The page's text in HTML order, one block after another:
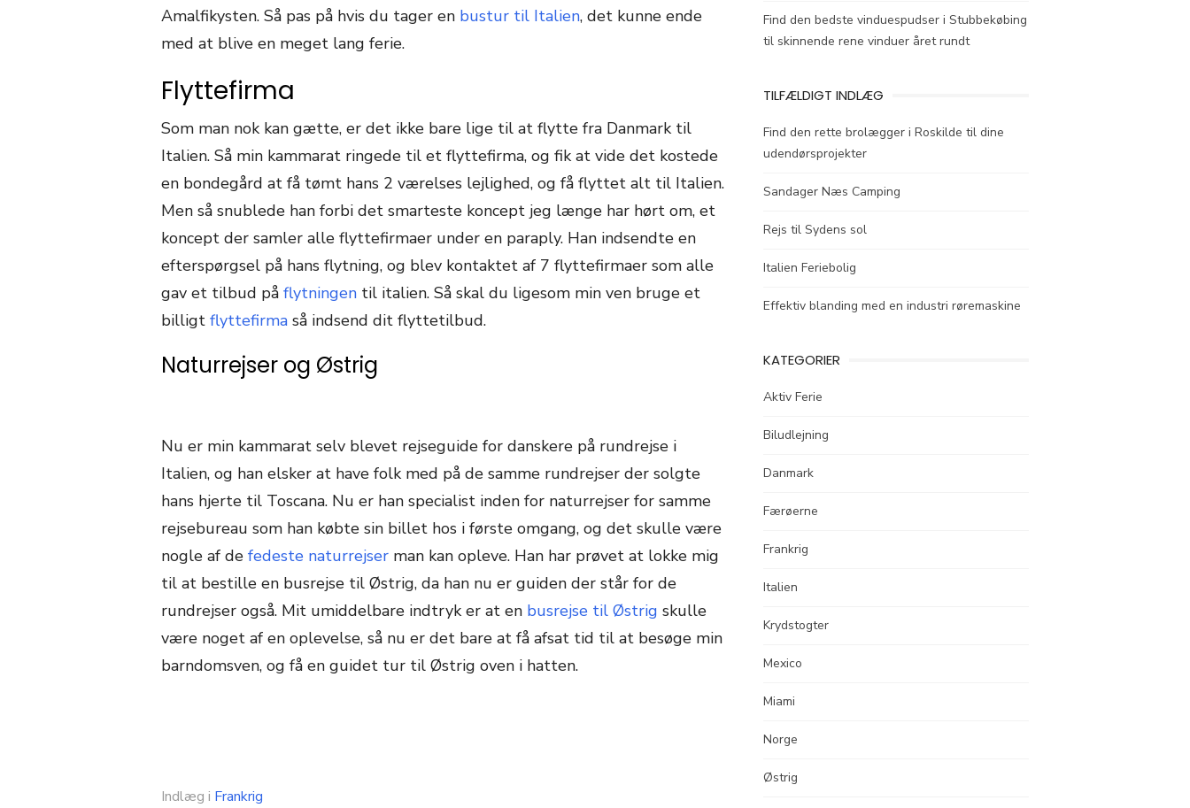
Amalfikysten. Så pas på hvis du tager en bustur til Italien, det kunne ende
med at blive en meget lang ferie.
Flyttefirma
Som man nok kan gætte, er det ikke bare lige til at flytte fra Danmark til
Italien. Så min kammarat ringede til et flyttefirma, og fik at vide det kostede
en bondegård at få tømt hans 2 værelses lejlighed, og få flyttet alt til Italien.
Men så snublede han forbi det smarteste koncept jeg længe har hørt om, et
koncept der samler alle flyttefirmaer under en paraply. Han indsendte en
efterspørgsel på hans flytning, og blev kontaktet af 7 flyttefirmaer som alle
gav et tilbud på flytningen til italien. Så skal du ligesom min ven bruge et
billigt flyttefirma så indsend dit flyttetilbud.
Naturrejser og Østrig
Nu er min kammarat selv blevet rejseguide for danskere på rundrejse i
Italien, og han elsker at have folk med på de samme rundrejser der solgte
hans hjerte til Toscana. Nu er han specialist inden for naturrejser for samme
rejsebureau som han købte sin billet hos i første omgang, og det skulle være
nogle af de fedeste naturrejser man kan opleve. Han har prøvet at lokke mig
til at bestille en busrejse til Østrig, da han nu er guiden der står for de
rundrejser også. Mit umiddelbare indtryk er at en busrejse til Østrig skulle
være noget af en oplevelse, så nu er det bare at få afsat tid til at besøge min
barndomsven, og få en guidet tur til Østrig oven i hatten.
Indlæg i Frankrig
Find den bedste vinduespudser i Stubbekøbing
til skinnende rene vinduer året rundt
TILFÆLDIGT INDLÆG
Find den rette brolægger i Roskilde til dine
udendørsprojekter
Sandager Næs Camping
Rejs til Sydens sol
Italien Feriebolig
Effektiv blanding med en industri røremaskine
KATEGORIER
Aktiv Ferie
Biludlejning
Danmark
Færøerne
Frankrig
Italien
Krydstogter
Mexico
Miami
Norge
Østrig